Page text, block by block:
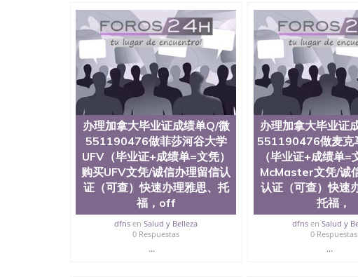
院排名在全美前十名，工学院排名在前十五名，且继续
学位。学校的专业课程包括：会计学、MBA、财务、教
生物学、统计学、美术、电子工程、天文学、农业、环境
计、工商管理、材料科学、机械工程、航天工程、土木
剧、市场营销、机械工程、计算机科学、物理学、人工智
定客户办理信息，给出操作方案； 2、补充毕业证成绩单
4、预约递交时间，公司人员陪同客户本人一起去留服递
给客户 6、客户确认收到结果，付余款。 我们对海外大
小，防伪结构（包括：水印，阴影底纹，钢印LOGO烫金
激光镭射，紫外荧光，温感，复印防伪）都有原版本文
时和海外学校留学中介， 同时能做到与时俱进，及时掌
卡，结业证，录取通知书，在读证明等相关材料）的版
版，尺寸大小，纸张材质，防伪技术等等，并在时间收
势： 我们在保证合理定价的同时，坚持较高性价比，通
价比。 咨询顾问：Sam q/微信:551190476 Q/微信
书，雅思，留学回国证明.
公司专业制作、办理、仿制、成绩单文凭、改成绩、教
办理加拿大毕业证成绩单Q/微
551190476做菲莎河谷大学
UFV（毕业证+成绩单=文凭）
购买UFV文凭/诚信办理留信认
证（可查）快速办理雅思、托
福，off
dfns enSalud y Belleza
0 Respuestas
...
办理加拿大毕业证
551190476做麦克
（毕业证+成绩单=
McMaster文凭/诚
认证（可查）快速
托福，
dfnsen Salud y
0 Respuestas
...